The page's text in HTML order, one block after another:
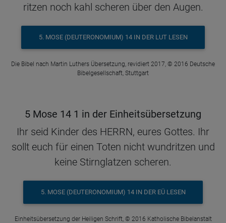
ritzen noch kahl scheren über den Augen.
5. MOSE (DEUTERONOMIUM) 14 IN DER LUT LESEN
Die Bibel nach Martin Luthers Übersetzung, revidiert 2017, © 2016 Deutsche
Bibelgesellschaft, Stuttgart
5 Mose 14 1 in der Einheitsübersetzung
Ihr seid Kinder des HERRN, eures Gottes. Ihr
sollt euch für einen Toten nicht wundritzen und
keine Stirnglatzen scheren.
5. MOSE (DEUTERONOMIUM) 14 IN DER EÜ LESEN
Einheitsübersetzung der Heiligen Schrift, © 2016 Katholische Bibelanstalt